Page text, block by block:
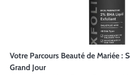
Votre Parcours Beauté de Mariée :
Grand Jour